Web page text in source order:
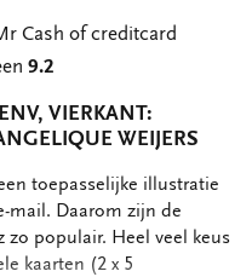
Cash of creditcard
9.2
VIERKANT:
WEIJERS
toepasselijke illustratie
mail. Daarom zijn de
zo populair. Heel veel keus
kaarten (2 x 5